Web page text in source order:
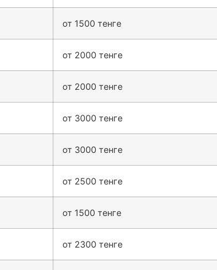
от 1500 тенге
от 2000 тенге
от 2000 тенге
от 3000 тенге
от 3000 тенге
от 2500 тенге
от 1500 тенге
от 2300 тенге